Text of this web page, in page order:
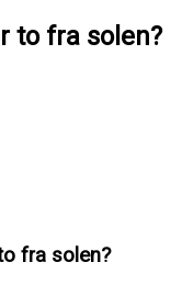
to fra solen?
fra solen?